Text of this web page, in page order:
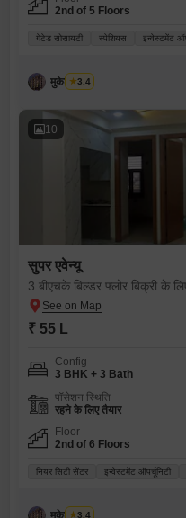
2nd of 5 Floors
गेटेड सोसायटी स्पेशियस इन्वेस्टमेंट
मुकेश कुमार
3.4
10
सुपर एवेन्यू
3 बीएचके बिल्डर फ्लोर बिक्री के
₹ 55 L
Config
3 BHK + 3 Bath
पॉसेशन स्थिति
रहने के लिए तैयार
Floor
2nd of 6 Floors
नियर सिटी सेंटर इन्वेस्टमेंट ऑपर्चूनिटी
मुकेश कुमार
3.4